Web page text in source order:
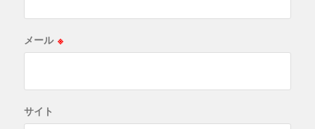
メール ※
サイト